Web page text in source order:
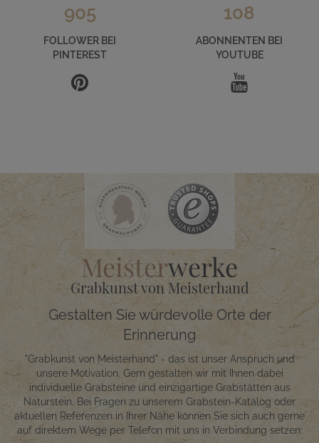
905
FOLLOWER BEI
PINTEREST
108
ABONNENTEN BEI
YOUTUBE
Meisterwerke
Grabkunst von Meisterhand
Gestalten Sie würdevolle Orte der
Erinnerung
"Grabkunst von Meisterhand" - das ist unser Anspruch und
unsere Motivation. Gern gestalten wir mit Ihnen dabei
individuelle Grabsteine und einzigartige Grabstätten aus
Naturstein. Bei Fragen zu unserem Grabstein-Katalog oder
aktuellen Referenzen in Ihrer Nähe können Sie sich auch gerne
auf direktem Wege per Telefon mit uns in Verbindung setzen: